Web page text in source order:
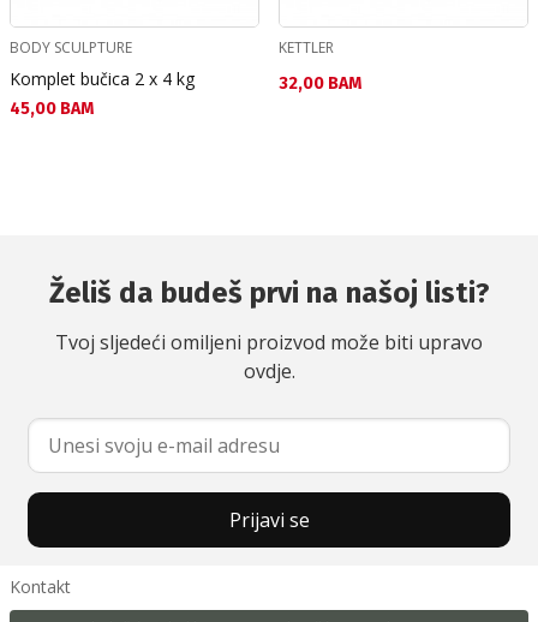
BODY SCULPTURE
Komplet bučica 2 x 4 kg
Текуща цена:
45,00 BAM
KETTLER
Текуща цена:
32,00 BAM
Želiš da budeš prvi na našoj listi?
Tvoj sljedeći omiljeni proizvod može biti upravo
ovdje.
Prijavi se
Kontakt